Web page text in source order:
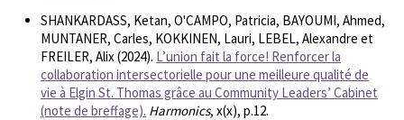
SHANKARDASS, Ketan, O'CAMPO, Patricia, BAYOUMI, Ahmed,
MUNTANER, Carles, KOKKINEN, Lauri, LEBEL, Alexandre et
FREILER, Alix (2024). L’union fait la force! Renforcer la
collaboration intersectorielle pour une meilleure qualité de
vie à Elgin St. Thomas grâce au Community Leaders’ Cabinet
(note de breffage). Harmonics, x(x), p.12.